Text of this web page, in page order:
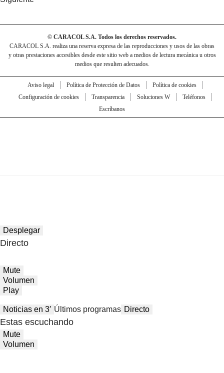
© CARACOL S.A. Todos los derechos reservados.
CARACOL S.A. realiza una reserva expresa de las reproducciones y usos de las obras
y otras prestaciones accesibles desde este sitio web a medios de lectura mecánica u otros
medios que resulten adecuados.
Aviso legal Política de Protección de Datos
Política de cookies
Configuración de cookies
Transparencia Soluciones W
Teléfonos
Escríbanos
Desplegar
Directo
Mute
Volumen
Play
Noticias en 3′ Últimos programas Directo
Estas escuchando
Mute
Volumen